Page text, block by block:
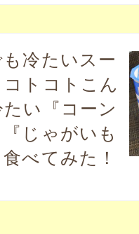
冷たいスー
トコトこん
い『コーン
じゃがいも
べてみた！